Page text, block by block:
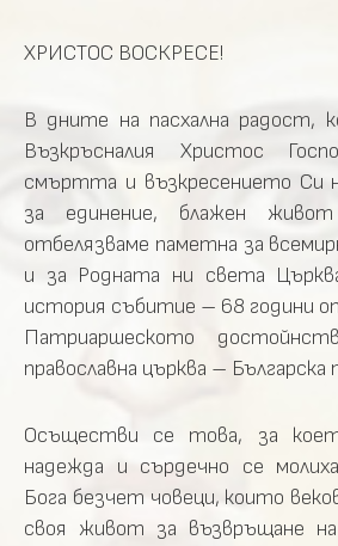
ХРИСТОС ВОСКРЕСЕ!
В дните на пасхална радост,
Възкръсналия Христос
смъртта и възкресението Си
за единение, блажен
отбелязваме паметна за
и за Родната ни света
история събитие – 68 години
Патриаршеското
православна църква –
Осъществи се това, за
надежда и сърдечно се
Бога безчет човеци, които
своя живот за възвръщане